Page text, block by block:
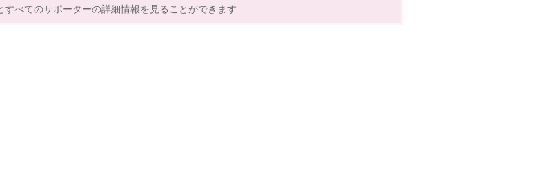
すべてのサポーターの詳細情報を見ることができます